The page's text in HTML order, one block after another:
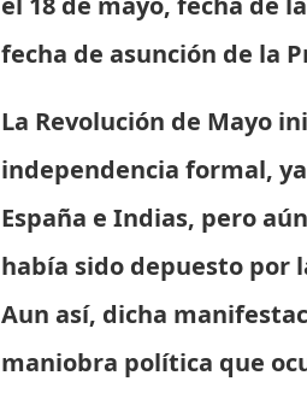
fecha de asunción de la
La Revolución de Mayo
independencia formal,
España e Indias, pero
había sido depuesto por
Aun así, dicha
maniobra política que